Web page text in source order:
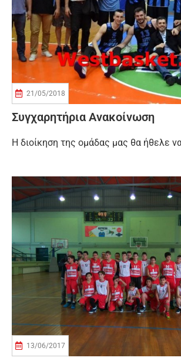
21/05/2018
Συγχαρητήρια Ανακοίνωση
Η διοίκηση της ομάδας μας θα ήθελε
13/06/2017